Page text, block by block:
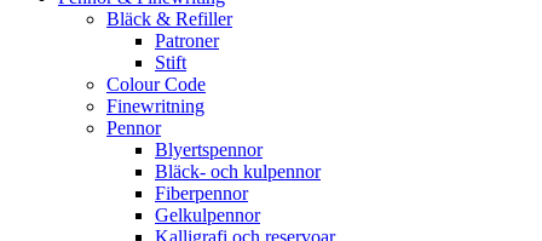
Bläck & Refiller
Patroner
Stift
Colour Code
Finewritning
Pennor
Blyertspennor
Bläck- och kulpennor
Fiberpennor
Gelkulpennor
Kalligrafi och reservoar